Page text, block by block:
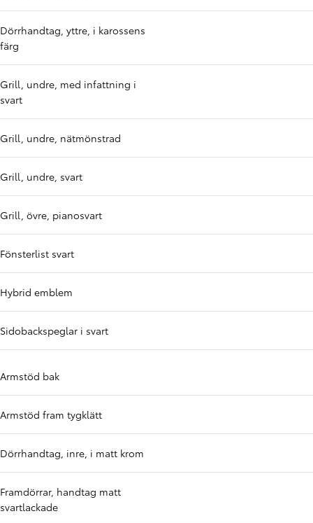
Dörrhandtag, yttre, i karossens
färg
Grill, undre, med infattning i
svart
Grill, undre, nätmönstrad
Grill, undre, svart
Grill, övre, pianosvart
Fönsterlist svart
Hybrid emblem
Sidobackspeglar i svart
Armstöd bak
Armstöd fram tygklätt
Dörrhandtag, inre, i matt krom
Framdörrar, handtag matt
svartlackade